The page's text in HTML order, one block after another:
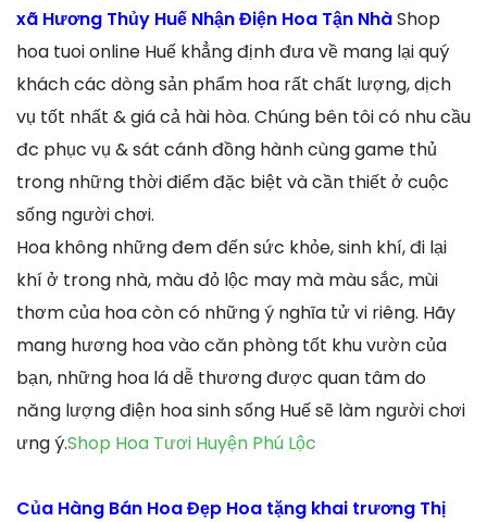
xã Hương Thủy Huế Nhận Điện Hoa Tận NhàShop
hoa tuoi online Huế khẳng định đưa về mang lại quý
khách các dòng sản phẩm hoa rất chất lượng, dịch
vụ tốt nhất & giá cả hài hòa. Chúng bên tôi có nhu cầu
đc phục vụ & sát cánh đồng hành cùng game thủ
trong những thời điểm đặc biệt và cần thiết ở cuộc
sống người chơi.
Hoa không những đem đến sức khỏe, sinh khí, đi lại
khí ở trong nhà, màu đỏ lộc may mà màu sắc, mùi
thơm của hoa còn có những ý nghĩa tử vi riêng. Hãy
mang hương hoa vào căn phòng tốt khu vườn của
bạn, những hoa lá dễ thương được quan tâm do
năng lượng điện hoa sinh sống Huế sẽ làm người chơi
ưng ý.Shop Hoa Tươi Huyện Phú Lộc
Của Hàng Bán Hoa Đẹp Hoa tặng khai trương Thị